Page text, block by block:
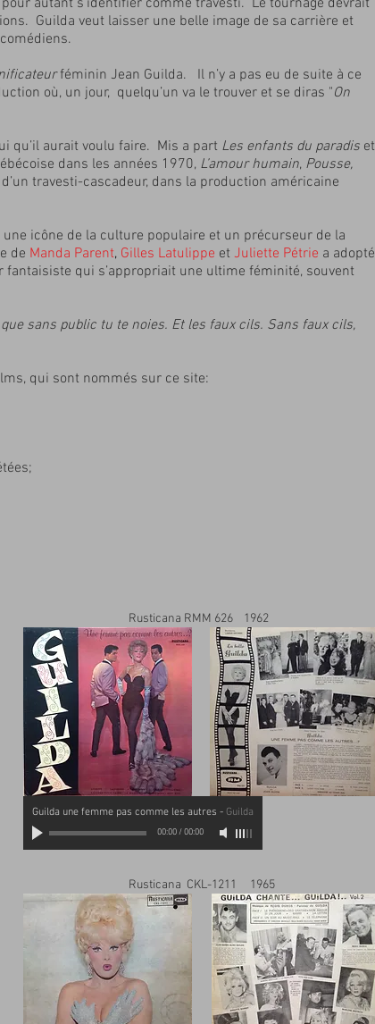
autant s’identifier comme travesti. Le tournage devrait
Guilda veut laisser une belle image de sa carrière et
féminin Jean Guilda. Il n’y a pas eu de suite à ce
où, un jour, quelqu’un va le trouver et se diras "On
qu’il aurait voulu faire. Mis a part Les enfants du paradis et
dans les années 1970, L’amour humain, Pousse,
travesti-cascadeur, dans la production américaine
icône de la culture populaire et un précurseur de la
de Manda Parent, Gilles Latulippe et Juliette Pétrie a adopté
qui s’appropriait une ultime féminité, souvent
sans public tu te noies. Et les faux cils. Sans faux cils,
qui sont nommés sur ce site:
Rusticana RMM 626 1962
Guilda une femme pas comme les autres - Guilda
00:00/00:00
Rusticana CKL-1211 1965